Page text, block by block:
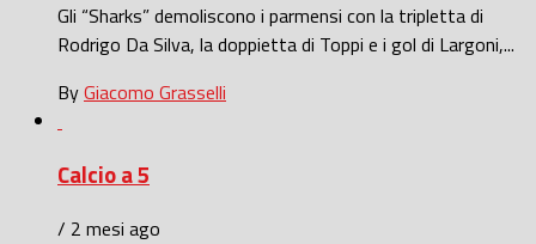
Gli “Sharks” demoliscono i parmensi con la tripletta di
Rodrigo Da Silva, la doppietta di Toppi e i gol di Largoni,...
ByGiacomo Grasselli
Calcio a 5
/ 2 mesi ago